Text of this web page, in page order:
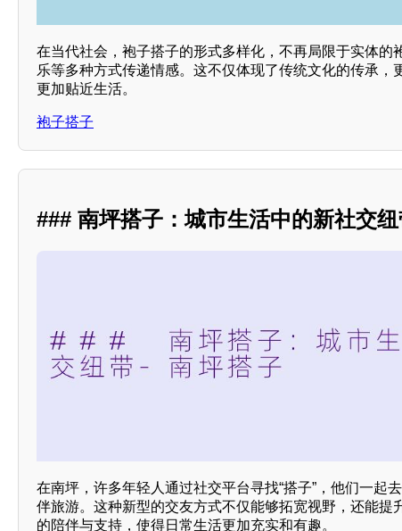
在当代社会，袍子搭子的形式多样化，不再局限于实体的
乐等多种方式传递情感。这不仅体现了传统文化的传承，
更加贴近生活。
袍子搭子
### 南坪搭子：城市生活中的新社交
在南坪，许多年轻人通过社交平台寻找“搭子”，他们一起
伴旅游。这种新型的交友方式不仅能够拓宽视野，还能提
的陪伴与支持，使得日常生活更加充实和有趣。